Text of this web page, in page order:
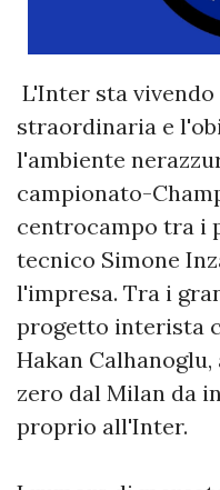
L'Inter sta
straordinaria e
l'ambiente
campionato-
centrocampo tra i
tecnico Simone
l'impresa. Tra i
progetto interista
Hakan
zero dal Milan da
proprio all'Inter.